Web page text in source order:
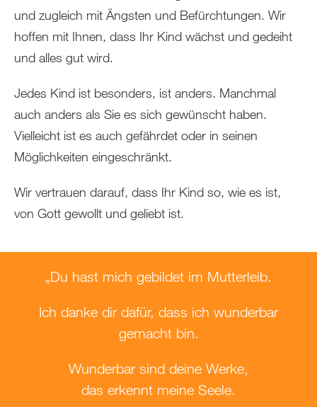
und zugleich mit Ängsten und Befürchtungen. Wir
hoffen mit Ihnen, dass Ihr Kind wächst und gedeiht
und alles gut wird.
Jedes Kind ist besonders, ist anders. Manchmal
auch anders als Sie es sich gewünscht haben.
Vielleicht ist es auch gefährdet oder in seinen
Möglichkeiten eingeschränkt.
Wir vertrauen darauf, dass Ihr Kind so, wie es ist,
von Gott gewollt und geliebt ist.
„Du hast mich gebildet im Mutterleib.
Ich danke dir dafür, dass ich wunderbar
gemacht bin.
Wunderbar sind deine Werke,
das erkennt meine Seele.